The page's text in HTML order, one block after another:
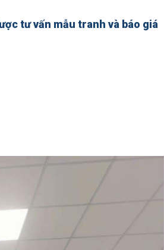
tư vấn mẫu tranh và báo giá